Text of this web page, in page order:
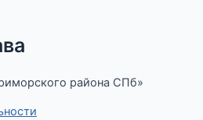
района СПб»